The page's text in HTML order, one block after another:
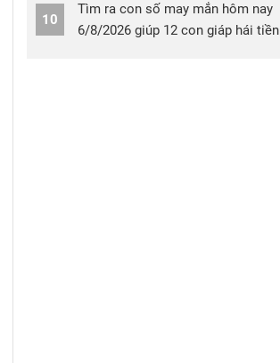
10
Tìm ra con số may mắn hôm nay
6/8/2026 giúp 12 con giáp hái tiền